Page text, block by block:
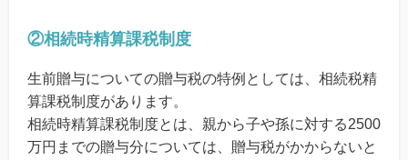
②相続時精算課税制度
生前贈与についての贈与税の特例としては、相続税精
算課税制度があります。
相続時精算課税制度とは、親から子や孫に対する2500
万円までの贈与分については、贈与税がかからないと